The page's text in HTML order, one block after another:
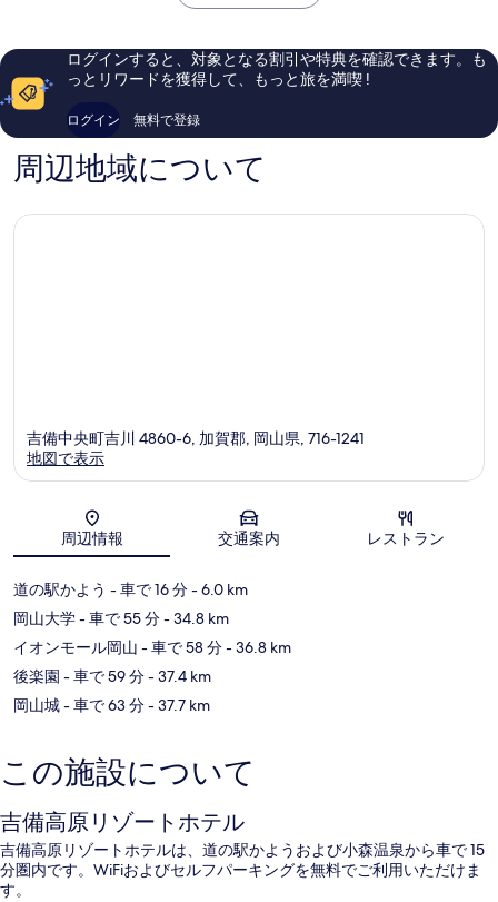
山
口
ミ
102
の
口
ミ
し
い、
の
ログインすると、対象となる割引や特典を確認できます。も
っとリワードを獲得して、もっと旅を満喫 !
ログイン 無料で登録
周辺地域について
地図
吉備中央町吉川 4860-6, 加賀郡, 岡山県, 716-1241
地図で表示
周辺情報 交通案内 レストラン
道の駅かよう - 車で 16 分- 6.0 km
岡山大学- 車で 55 分- 34.8 km
イオンモール岡山 - 車で 58 分- 36.8 km
後楽園 - 車で 59 分- 37.4 km
岡山城- 車で 63 分- 37.7 km
この施設について
吉備高原リゾートホテル
吉備高原リゾートホテルは、道の駅かようおよび小森温泉から車で 15
分圏内です。WiFiおよびセルフパーキングを無料でご利用いただけま
す。